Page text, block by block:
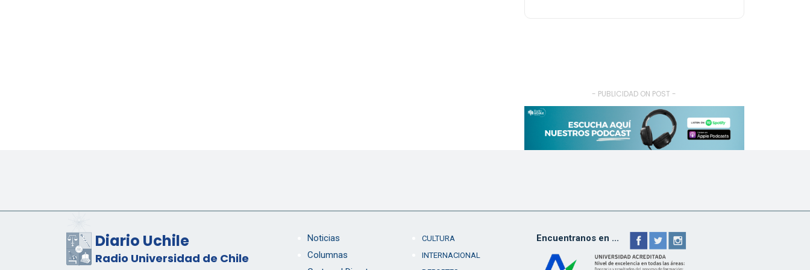
- PUBLICIDAD ON POST -
Diario Uchile
Radio Universidad de Chile
Noticias
Columnas
CULTURA
INTERNACIONAL
Encuentranos en ...